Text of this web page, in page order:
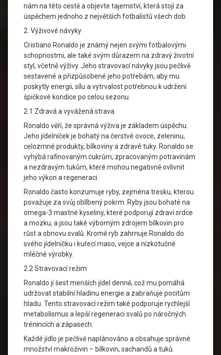
nám na této cestě a objevte tajemství, která stojí za
úspěchem jednoho z největších fotbalistů všech dob.
2. Výživové návyky
Cristiano Ronaldo je známý nejen svými fotbalovými
schopnostmi, ale také svým důrazem na zdravý životní
styl, včetně výživy. Jeho stravovací návyky jsou pečlivě
sestavené a přizpůsobené jeho potřebám, aby mu
poskytly energii, sílu a vytrvalost potřebnou k udržení
špičkové kondice po celou sezonu.
2.1 Zdravá a vyvážená strava
Ronaldo věří, že správná výživa je základem úspěchu.
Jeho jídelníček je bohatý na čerstvé ovoce, zeleninu,
celozrnné produkty, bílkoviny a zdravé tuky. Ronaldo se
vyhýbá rafinovaným cukrům, zpracovaným potravinám
a nezdravým tukům, které mohou negativně ovlivnit
jeho výkon a regeneraci.
Ronaldo často konzumuje ryby, zejména tresku, kterou
považuje za svůj oblíbený pokrm. Ryby jsou bohaté na
omega-3 mastné kyseliny, které podporují zdraví srdce
a mozku, a jsou také výborným zdrojem bílkovin pro
růst a obnovu svalů. Kromě ryb zahrnuje Ronaldo do
svého jídelníčku i kuřecí maso, vejce a nízkotučné
mléčné výrobky.
2.2 Stravovací režim
Ronaldo jí šest menších jídel denně, což mu pomáhá
udržovat stabilní hladinu energie a zabraňuje pocitům
hladu. Tento stravovací režim také podporuje rychlejší
metabolismus a lepší regeneraci svalů po náročných
trénincích a zápasech.
Každé jídlo je pečlivě naplánováno a obsahuje správné
množství makroživin – bílkovin, sacharidů a tuků.